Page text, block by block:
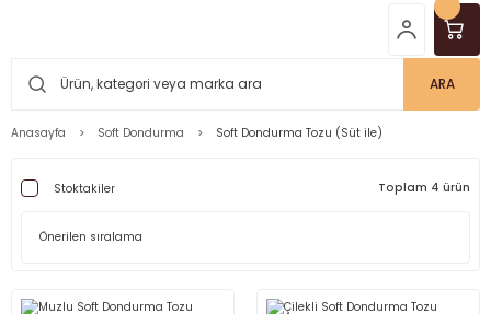
ARA
Anasayfa Soft Dondurma Soft Dondurma Tozu (Süt ile)
Stoktakiler Toplam 4 ürün